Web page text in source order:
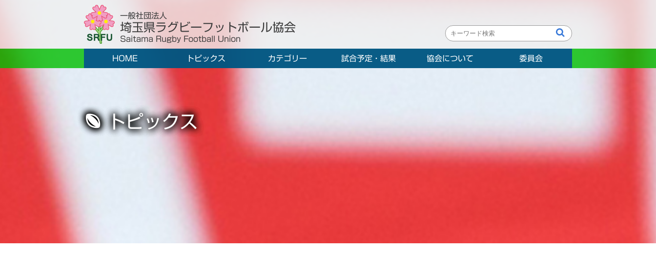
一般社団法人
埼玉県ラグビーフットボール協会
Saitama Rugby Football Union
HOME トピックス カテゴリー 試合予定・結果 協会について 委員会
トピックス